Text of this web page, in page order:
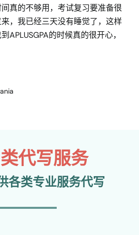
真的不够用，考试复习要准备很
，我已经三天没有睡觉了，这样
APLUSGPA的时候真的很开心，
代写服务
各类专业服务代写